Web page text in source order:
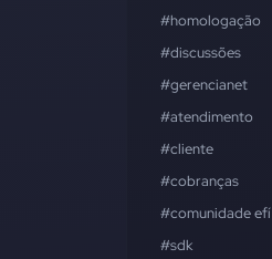
#homologação
#discussões
#gerencianet
#atendimento
#cliente
#cobranças
#comunidade efí
#sdk